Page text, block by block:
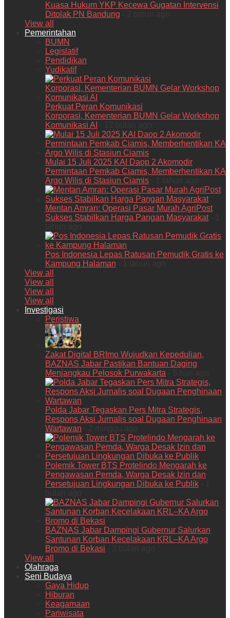
Kuasa Hukum YKP Kecewa Gugatan Intervensi
Ditolak PN Bandung
View all
Pemerintahan
BUMN
Legislatif
Pendidikan
Yudikatif
Perkuat Peran Komunikasi
Korporasi, Kementerian BUMN Gelar Workshop
Komunikasi AI
Mulai 15 Juli 2025 KAI Daop 2 Akomodir
Permintaan Pemkab Ciamis, Memberhentikan KA
Argo Wilis di Stasiun Ciamis
Mentan Amran: Operasi Pasar Murah AgriPost
Sukses Stabilkan Harga Pangan Masyarakat- 1
Pos Indonesia Lepas Ratusan Pemudik Gratis ke
Kampung Halaman
View all
View all
View all
View all
Investigasi
Peristiwa
Zakat Digital BRImo Wujudkan Kepedulian,
BAZNAS Jabar Pastikan Bantuan Daging
Menjangkau Pelosok Purwakarta
Polda Jabar Tegaskan Pers Mitra Strategis,
Respons Aksi Jurnalis soal Dugaan Penghinaan
Wartawan
Polemik Tower BTS Protelindo Mengarah ke
Pengawasan Pemda, Warga Desak Izin dan
Persetujuan Lingkungan Dibuka ke Publik
BAZNAS Jabar Dampingi Gubernur Salurkan
Santunan Korban Kecelakaan KRL–KA Argo
Bromo di Bekasi
View all
Olahraga
Seni Budaya
Gaya Hidup
Hiburan
Keagamaan
Pariwisata